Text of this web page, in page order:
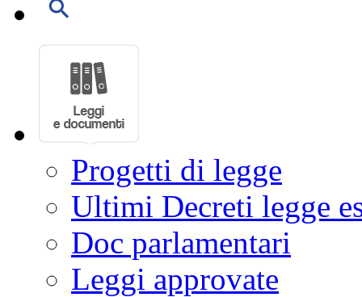
Progetti di legge
Ultimi Decreti legge
Doc parlamentari
Leggi approvate